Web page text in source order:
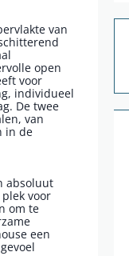
van
open
voor
individueel
De twee
van
in de
absoluut
voor
om te
een